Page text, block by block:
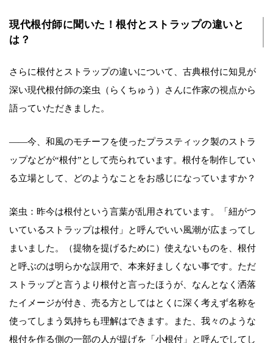
現代根付師に聞いた！根付とストラップの違いと
は？
さらに根付とストラップの違いについて、古典根付に知見が
深い現代根付師の楽虫（らくちゅう）さんに作家の視点から
語っていただきました。
――今、和風のモチーフを使ったプラスティック製のストラ
ップなどが“根付”として売られています。根付を制作してい
る立場として、どのようなことをお感じになっていますか？
楽虫：昨今は根付という言葉が乱用されています。「紐がつ
いているストラップは根付」と呼んでいい風潮が広まってし
まいました。（提物を提げるために）使えないものを、根付
と呼ぶのは明らかな誤用で、本来好ましくない事です。ただ
ストラップと言うより根付と言ったほうが、なんとなく洒落
たイメージが付き、売る方としてはとくに深く考えず名称を
使ってしまう気持ちも理解はできます。また、我々のような
根付を作る側の一部の人が提げを「小根付」と呼んでしてし